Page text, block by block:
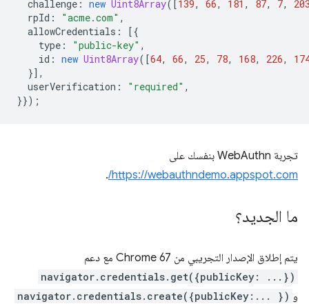
challenge : new Uint8Array([139, 66, 181 , 87, 7,
rpId : "acme.com" ,
allowCredentials :
[{
type : "public-key" ,
id : new Uint8Array([64, 66, 25, 78, 168, 226,
}],
userVerification : "required" ,
}});
تجربة WebAuthn بنفسك على
https://webauthndemo.appspot.com/
.
ما الجديد؟
يتم إطلاق الإصدار التجريبي من Chrome 67 مع دعم
navigator.credentials.get({publicKey: ...})
و navigator.credentials.create({publicKey:... })